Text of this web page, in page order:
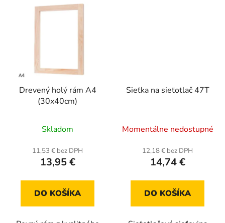
Drevený holý rám A4
(30x40cm)
hodnotenie
produktu
je
z
Skladom
11,53 € bez DPH
13,95 €
DO KOŠÍKA
Sieťka na sieťotlač 47T
Momentálne nedostupné
12,18 € bez DPH
14,74 €
DO KOŠÍKA